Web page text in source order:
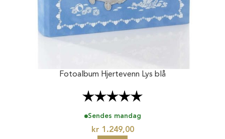
Fotoalbum Hjertevenn Lys blå
Karakter:
Sendes mandag
kr 1.249,00